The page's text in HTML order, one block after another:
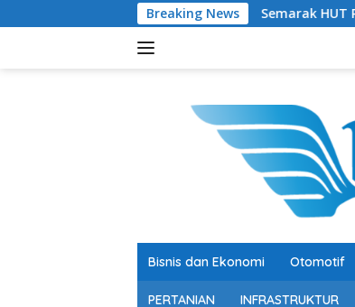
ke
Breaking News
Semarak HUT RI ke-81, Bupati
Bisnis dan Ekonomi Otomotif
PERTANIAN INFRASTRUKTUR